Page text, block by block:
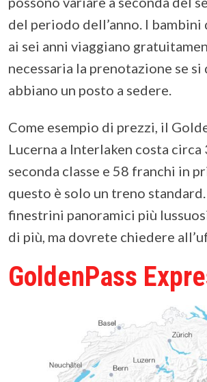
del periodo dell’anno. I
ai sei anni viaggiano
necessaria la prenotazione se si
abbiano un posto a sedere.
Come esempio di prezzi, il
Lucerna a Interlaken costa
seconda classe e 58 franchi in
questo è solo un treno
finestrini panoramici più
di più, ma dovrete chiedere
GoldenPass